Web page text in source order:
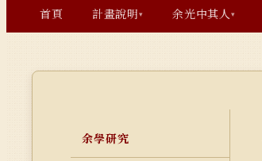
首頁 計畫說明▾ 余光中其人▾
余學研究